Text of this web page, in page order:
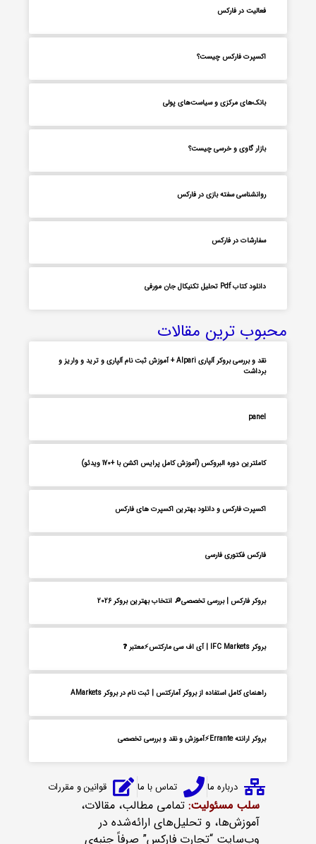
فعالیت در فارکس
اکسپرت فارکس چیست؟
بانک‌های مرکزی و سیاست‌های پولی
بازار گاوی و خرسی چیست؟
روانشناسی سفته بازی در فارکس
سفارشات در فارکس
دانلود کتاب Pdf تحلیل تکنیکال جان مورفی
محبوب ترین مقالات
نقد و بررسی بروکر آلپاری Alpari + آموزش ثبت نام آلپاری و ترید و واریز و
برداشت
panel
کاملترین دوره البروکس (آموزش کامل پرایس اکشن با +170 ویدئو)
اکسپرت فارکس و دانلود بهترین اکسپرت های فارکس
فارکس فکتوری فارسی
بروکر فارکس | بررسی تخصصی🔎 انتخاب بهترین بروکر 2026
بروکر IFC Markets | آی اف سی مارکتس⚡معتبر ❓
راهنمای کامل استفاده از بروکر آمارکتس | ثبت نام در بروکر AMarkets
بروکر ارانته Errante⚡آموزش و نقد و بررسی تخصصی
درباره ما تماس با ما قوانین و مقررات
سلب مسئولیت: تمامی مطالب، مقالات،
آموزش‌ها، و تحلیل‌های ارائه‌شده در
وب‌سایت “تجارت فارکس” صرفاً جنبه‌ی